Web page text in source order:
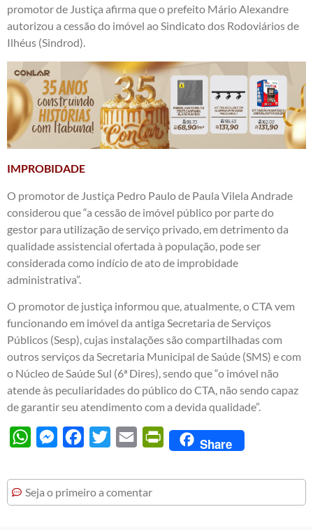
promotor de Justiça afirma que o prefeito Mário Alexandre
autorizou a cessão do imóvel ao Sindicato dos Rodoviários de
Ilhéus (Sindrod).
IMPROBIDADE
O promotor de Justiça Pedro Paulo de Paula Vilela Andrade
considerou que “a cessão de imóvel público por parte do
gestor para utilização de serviço privado, em detrimento da
qualidade assistencial ofertada à população, pode ser
considerada como indício de ato de improbidade
administrativa”.
O promotor de justiça informou que, atualmente, o CTA vem
funcionando em imóvel da antiga Secretaria de Serviços
Públicos (Sesp), cujas instalações são compartilhadas com
outros serviços da Secretaria Municipal de Saúde (SMS) e com
o Núcleo de Saúde Sul (6ª Dires), sendo que “o imóvel não
atende às peculiaridades do público do CTA, não sendo capaz
de garantir seu atendimento com a devida qualidade”.
WhatsAppMessengerFacebook
Twitter Email PrintFriendly
Share
Seja o primeiro a comentar